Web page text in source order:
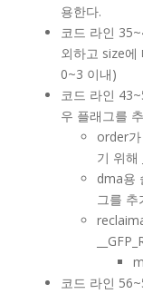
용한다.
코드 라인
외하고 size에
0~3 이내)
코드 라인
우 플래그를
order
기 위해
dma용
그를 추
코드 라인